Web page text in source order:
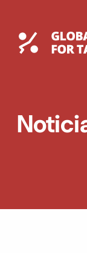
contenidoGlobal